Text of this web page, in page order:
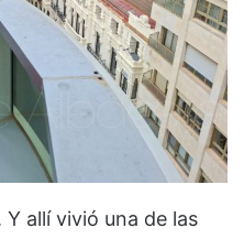
allí vivió una de las